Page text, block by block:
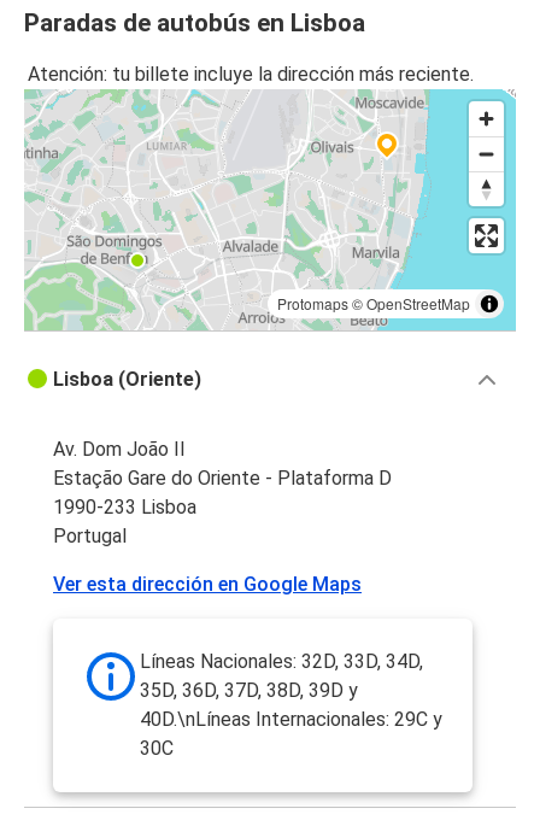
Paradas de autobús en Lisboa
Atención: tu billete incluye la dirección más reciente.
Protomaps©OpenStreetMap
Lisboa (Oriente)
Av. Dom João II
Estação Gare do Oriente - Plataforma D
1990-233 Lisboa
Portugal
Ver esta dirección en Google Maps
Líneas Nacionales: 32D, 33D, 34D,
35D, 36D, 37D, 38D, 39D y
40D.\nLíneas Internacionales: 29C y
30C